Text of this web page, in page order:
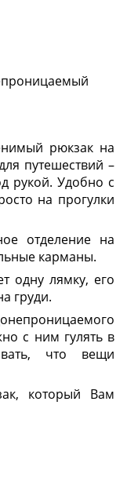
рюкзак на
путешествий –
рукой. Удобно с
на прогулки
отделение на
карманы.
одну лямку, его
груди.
с ним гулять в
что вещи
который Вам